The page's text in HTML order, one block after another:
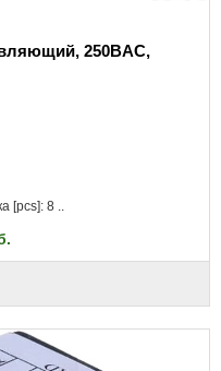
250ВAC,
[pcs]: 8 ..